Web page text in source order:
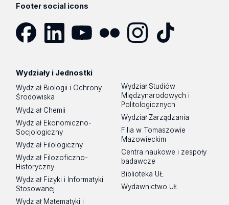
Footer social icons
Wydziały i Jednostki
Wydział Biologii i Ochrony
Środowiska
Wydział Chemii
Wydział Ekonomiczno-
Socjologiczny
Wydział Filologiczny
Wydział Filozoficzno-
Historyczny
Wydział Fizyki i Informatyki
Stosowanej
Wydział Matematyki i
Wydział Studiów
Międzynarodowych i
Politologicznych
Wydział Zarządzania
Filia w Tomaszowie
Mazowieckim
Centra naukowe i zespoły
badawcze
Biblioteka UŁ
Wydawnictwo UŁ